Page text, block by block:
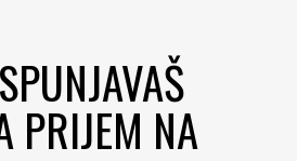
PRIJEM NA